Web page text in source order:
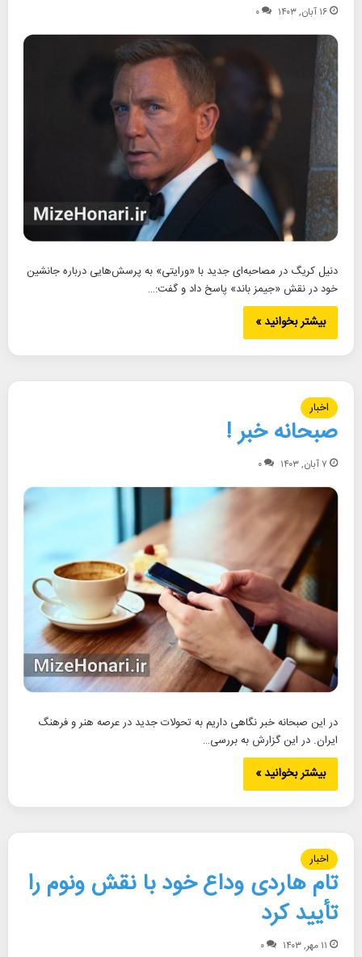
۱۶ آبان, ۱۴۰۳ ۰
دنیل کریگ در مصاحبه‌ای جدید با «ورایتی» به پرسش‌هایی درباره جانشین
خود در نقش «جیمز باند» پاسخ داد و گفت:…
بیشتر بخوانید »
اخبار
صبحانه خبر !
۷ آبان, ۱۴۰۳ ۰
در این صبحانه خبر نگاهی داریم به تحولات جدید در عرصه هنر و فرهنگ
ایران. در این گزارش به بررسی…
بیشتر بخوانید »
اخبار
تام هاردی وداع خود با نقش ونوم را
تأیید کرد
۱۱ مهر, ۱۴۰۳ ۰